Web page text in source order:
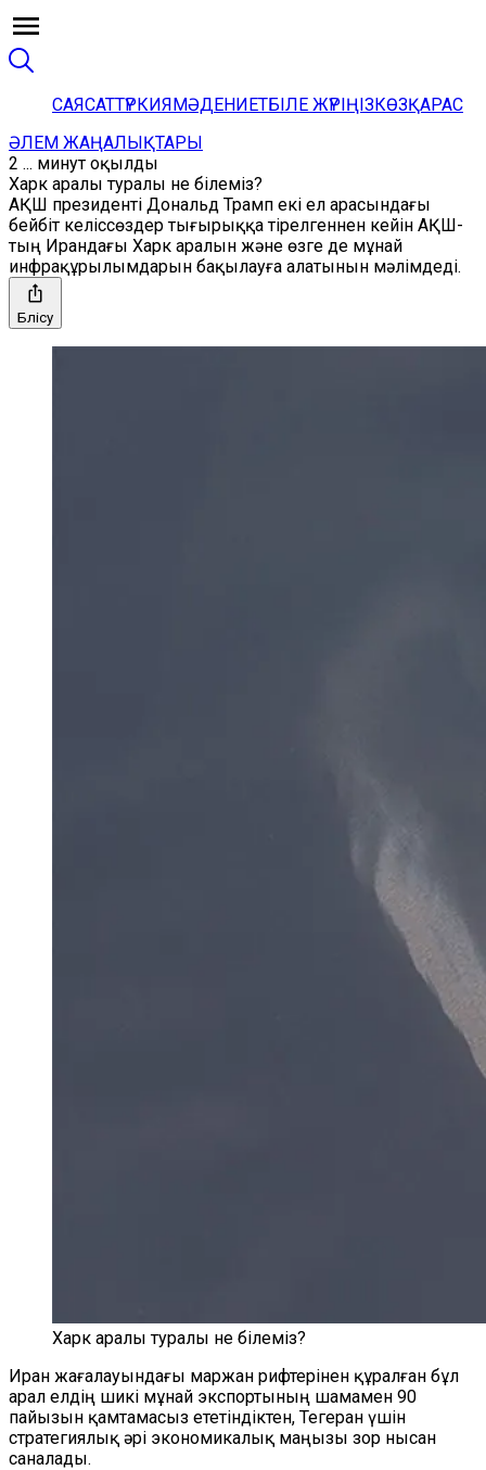
САЯСАТТҮРКИЯМӘДЕНИЕТБІЛЕ ЖҮРІҢІЗКӨЗҚАРАС
ӘЛЕМ ЖАҢАЛЫҚТАРЫ
2 ... минут оқылды
Харк аралы туралы не білеміз?
АҚШ президенті Дональд Трамп екі ел арасындағы
бейбіт келіссөздер тығырыққа тірелгеннен кейін АҚШ-
тың Ирандағы Харк аралын және өзге де мұнай
инфрақұрылымдарын бақылауға алатынын мәлімдеді.
Бөлісу
Харк аралы туралы не білеміз?
Иран жағалауындағы маржан рифтерінен құралған бұл
арал елдің шикі мұнай экспортының шамамен 90
пайызын қамтамасыз ететіндіктен, Тегеран үшін
стратегиялық әрі экономикалық маңызы зор нысан
саналады.